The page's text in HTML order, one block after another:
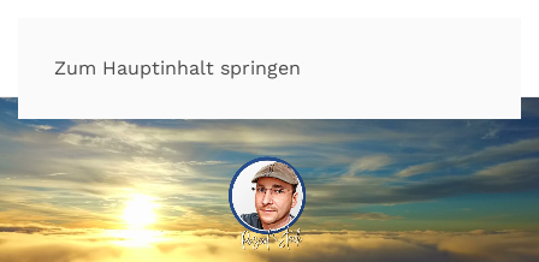
Zum Hauptinhalt springen